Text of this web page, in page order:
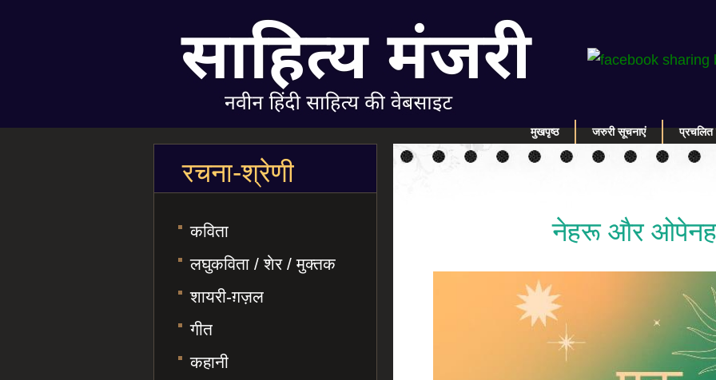
मुखपृष्ठ जरुरी सूचनाएं प्रचलित
नेहरू और
रचना-श्रेणी
कविता
लघुकविता / शेर / मुक्तक
शायरी-ग़ज़ल
गीत
कहानी